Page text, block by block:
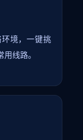
境，一键挑
线路。